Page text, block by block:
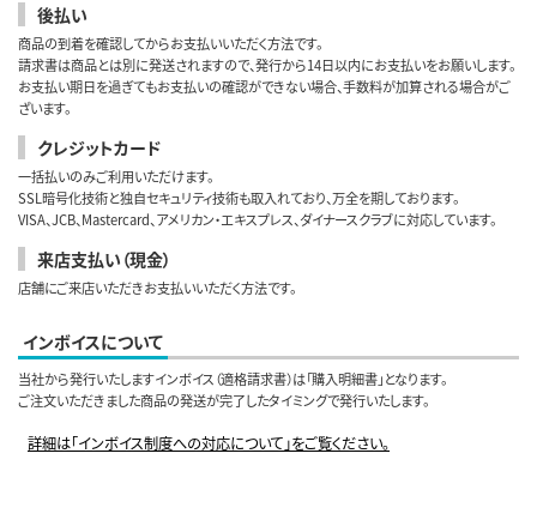
後払い
商品の到着を確認してからお支払いいただく方法です。
請求書は商品とは別に発送されますので、発行から14日以内にお支払いをお願いします。
お支払い期日を過ぎてもお支払いの確認ができない場合、手数料が加算される場合がご
ざいます。
クレジットカード
一括払いのみご利用いただけます。
SSL暗号化技術と独自セキュリティ技術も取入れており、万全を期しております。
VISA、JCB、Mastercard、アメリカン・エキスプレス、ダイナースクラブに対応しています。
来店支払い（現金）
店舗にご来店いただきお支払いいただく方法です。
インボイスについて
当社から発行いたしますインボイス（適格請求書）は「購入明細書」となります。
ご注文いただきました商品の発送が完了したタイミングで発行いたします。
詳細は「インボイス制度への対応について」をご覧ください。